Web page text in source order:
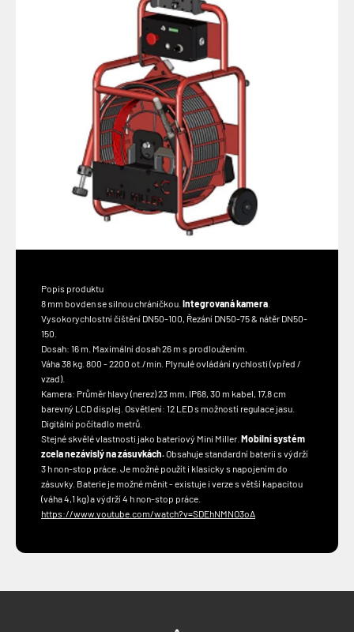
Popis produktu
8 mm bovden se silnou chráničkou. Integrovaná kamera
Vysokorychlostní čištění DN50-100, Řezání DN50-75 & nátěr DN50-
150.
Dosah: 16 m. Maximální dosah 26 m s prodloužením.
Váha 38 kg. 800 - 2200 ot./min. Plynulé ovládání rychlosti (vpřed /
vzad).
Kamera: Průměr hlavy (nerez) 23 mm, IP68, 30 m kabel, 17,8 cm
barevný LCD displej. Osvětlení: 12 LED s možností regulace jasu.
Digitální počítadlo metrů.
Stejné skvělé vlastnosti jako bateriový Mini Miller. Mobilní systém
zcela nezávislý na zásuvkách.Obsahuje standardní baterii s výdrží
3 h non-stop práce. Je možné použít i klasicky s napojením do
zásuvky. Baterie je možné měnit - existuje i verze s větší kapacitou
(váha 4,1 kg) a výdrží 4 h non-stop práce.
https://www.youtube.com/watch?v=SDEhNMNO3oA